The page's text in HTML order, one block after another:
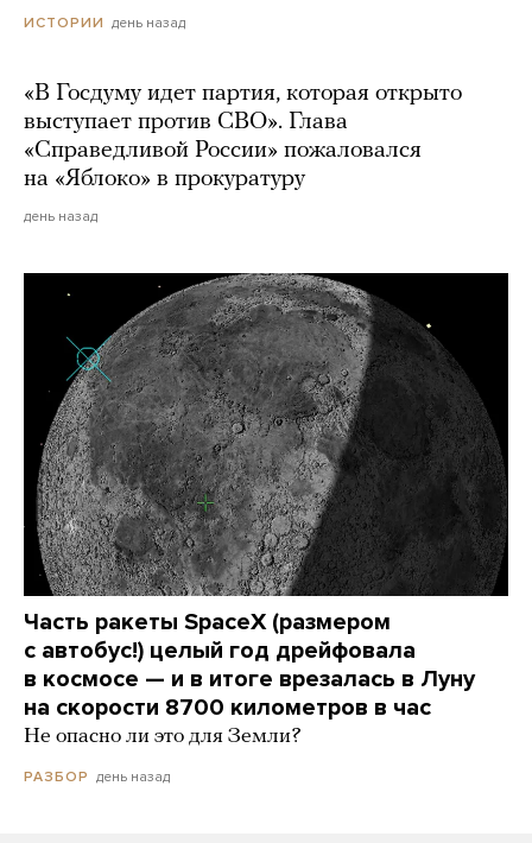
ИСТОРИИ день назад
«В Госдуму идет партия, которая открыто
выступает против СВО». Глава
«Справедливой России» пожаловался
на «Яблоко» в прокуратуру
день назад
Часть ракеты SpaceX (размером
с автобус!) целый год дрейфовала
в космосе — и в итоге врезалась в Луну
на скорости 8700 километров в час
Не опасно ли это для Земли?
РАЗБОР день назад